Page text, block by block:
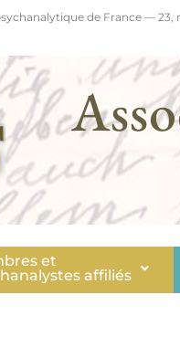
de France — 23,
et
affiliés